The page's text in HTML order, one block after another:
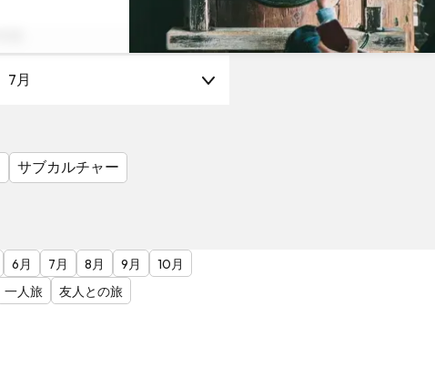
7月
サブカルチャー
6月 7月 8月 9月
10月
一人旅 友人との旅